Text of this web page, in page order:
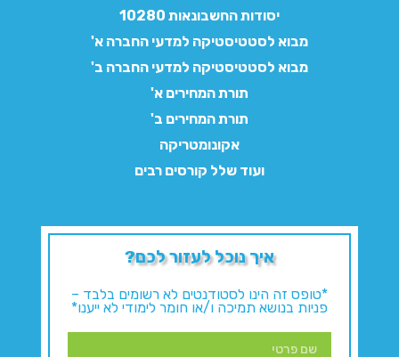
יסודות החשבונאות 10280
מבוא לסטטיסטיקה למדעי החברה א'
מבוא לסטטיסטיקה למדעי החברה ב'
תורת המחירים א'
תורת המחירים ב'
אקונומטריקה
ועוד שלל קורסים רבים
איך נוכל לעזור לכם?
*טופס זה הינו לסטודנטים לא רשומים בלבד –
פניות בנושא תמיכה ו/או חומר לימודי לא ייענו*